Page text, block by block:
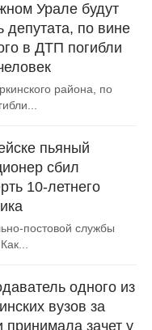
Урале будут
депутата, по вине
в ДТП погибли
района, по
пьяный
сбил
10-летнего
постовой службы
одного из
вузов за
принимала зачет у